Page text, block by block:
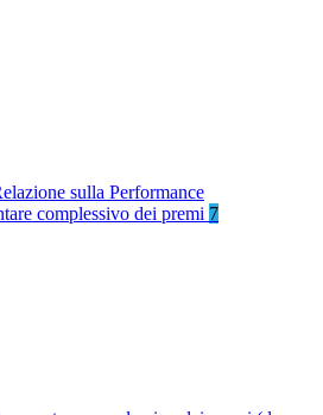
sulla Performance
complessivo dei premi 7